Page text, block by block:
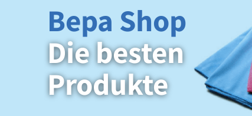
Bepa Shop
Die besten
Produkte